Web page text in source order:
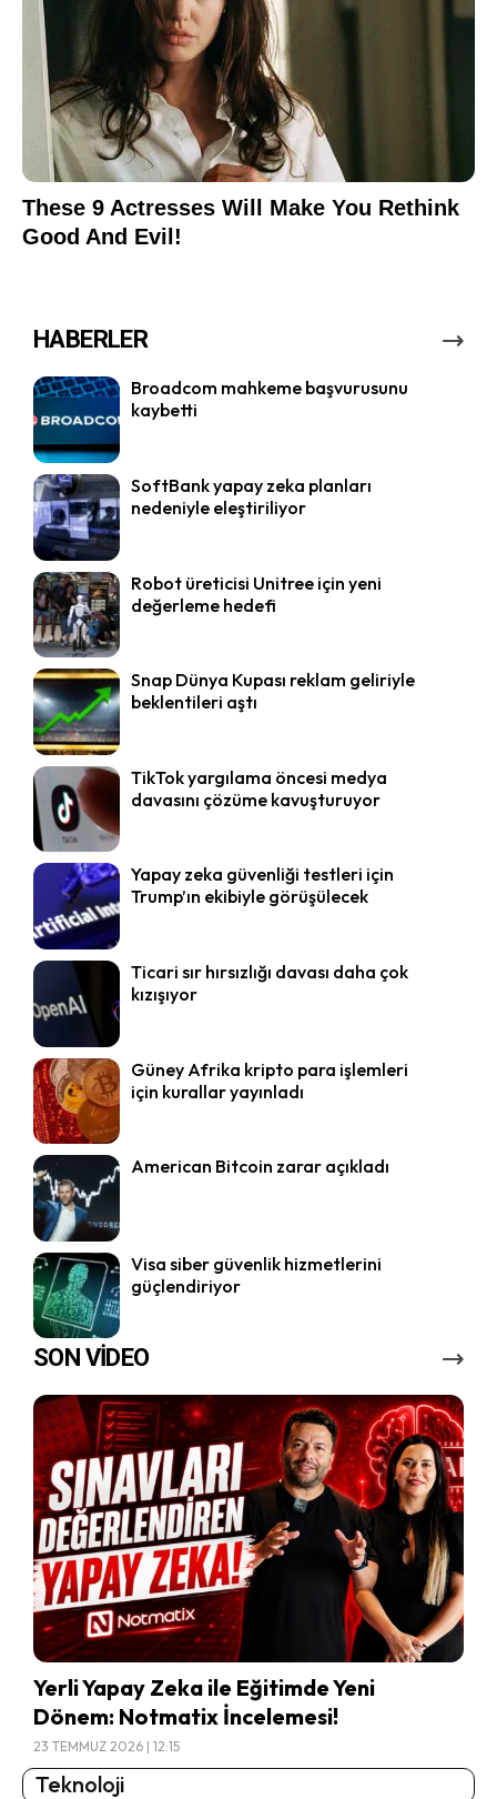
HABERLER
Broadcom mahkeme başvurusunu
kaybetti
SoftBank yapay zeka planları
nedeniyle eleştiriliyor
Robot üreticisi Unitree için yeni
değerleme hedefi
Snap Dünya Kupası reklam geliriyle
beklentileri aştı
TikTok yargılama öncesi medya
davasını çözüme kavuşturuyor
Yapay zeka güvenliği testleri için
Trump’ın ekibiyle görüşülecek
Ticari sır hırsızlığı davası daha çok
kızışıyor
Güney Afrika kripto para işlemleri
için kurallar yayınladı
American Bitcoin zarar açıkladı
Visa siber güvenlik hizmetlerini
güçlendiriyor
SON VİDEO
Yerli Yapay Zeka ile Eğitimde Yeni
Dönem: Notmatix İncelemesi!
23 TEMMUZ 2026 | 12:15
Teknoloji